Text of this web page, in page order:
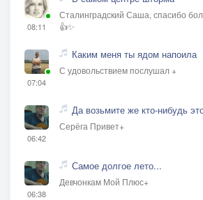
08:11
Сталинградский Саша, спасибо
👍✨
07:04
Каким меня ты ядом напоила
С удовольствием послушал +
06:42
Да возьмите же кто-нибудь
Серёга Привет+
06:38
Самое долгое лето...
Девчонкам Мой Плюс+